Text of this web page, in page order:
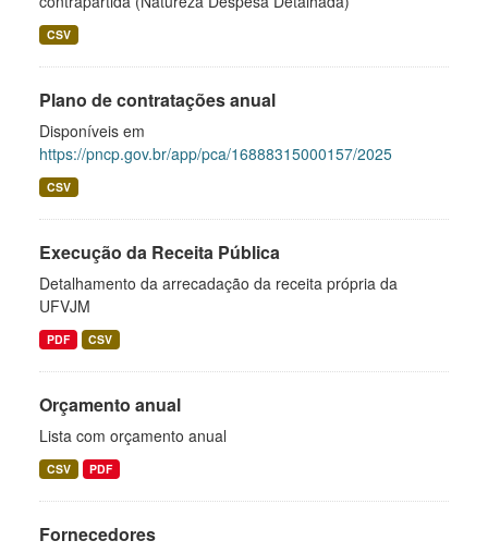
CSV
Plano de contratações anual
Disponíveis em
https://pncp.gov.br/app/pca/16888315000157/2025
CSV
Execução da Receita Pública
Detalhamento da arrecadação da receita própria da
UFVJM
PDF CSV
Orçamento anual
Lista com orçamento anual
CSV PDF
Fornecedores